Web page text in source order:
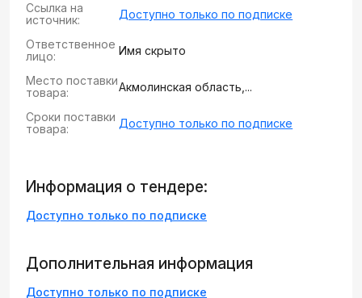
Ссылка на
источник:
Доступно только по подписке
Ответственное
лицо:
Имя скрыто
Место поставки
товара:
Акмолинская область,...
Сроки поставки
товара:
Доступно только по подписке
Информация о тендере:
Доступно только по подписке
Дополнительная информация
Доступно только по подписке